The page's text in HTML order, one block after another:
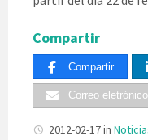
Compartir
Compartir
Correo eletrónico
2012-02-17in